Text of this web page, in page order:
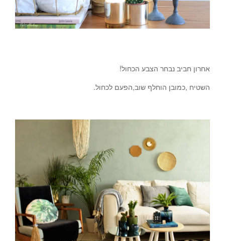
אחרון חביב נבחר הצבע הכחול!
השטיח ,כמובן הוחלף שוב,הפעם לכחול.